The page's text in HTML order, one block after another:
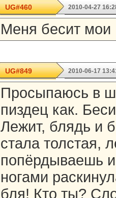
UG#460 2010-04-27
Меня бесит
UG#849 2010-06-17
Просыпаюсь в
пиздец как.
Лежит, блядь и
стала толстая,
попёрдываешь
ногами
бля! Кто ты?